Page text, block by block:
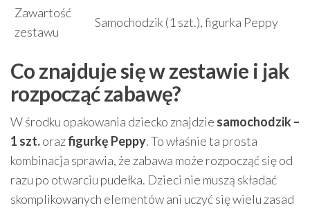
Zawartość
zestawu
Samochodzik (1 szt.), figurka Peppy
Co znajduje się w zestawie i jak
rozpocząć zabawę?
W środku opakowania dziecko znajdzie samochodzik –
1 szt.orazfigurkę Peppy. To właśnie ta prosta
kombinacja sprawia, że zabawa może rozpocząć się od
razu po otwarciu pudełka. Dzieci nie muszą składać
skomplikowanych elementów ani uczyć się wielu zasad